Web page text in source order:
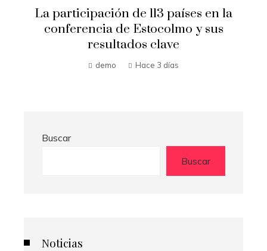
Las 15 donaciones individuales más
grandes que impulsaron cambios
sociales significativos
Hilda Loaiza Hace 4 días
Buscar
Buscar
Noticias